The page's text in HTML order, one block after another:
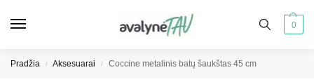
0
Pradžia / Aksesuarai / Coccine metalinis batų šaukštas 45 cm